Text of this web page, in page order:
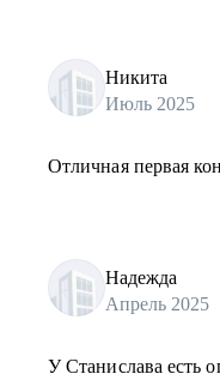
Никита
Июль 2025
Отличная первая
Надежда
Апрель 2025
У Станислава есть